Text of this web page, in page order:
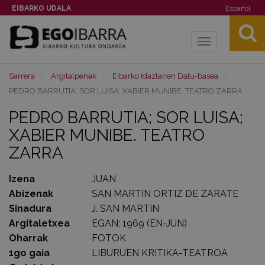
EIBARKO UDALA Español
Toggle
Sarrera Argitalpenak
Eibarko Idazlanen Datu-basea
PEDRO BARRUTIA; SOR LUISA; XABIER MUNIBE. TEATRO ZARRA
PEDRO BARRUTIA; SOR LUISA;
XABIER MUNIBE. TEATRO
ZARRA
Izena
JUAN
Abizenak
SAN MARTIN ORTIZ DE ZARATE
Sinadura
J. SAN MARTIN
Argitaletxea
EGAN; 1969 (EN-JUN)
Oharrak
FOTOK
1go gaia
LIBURUEN KRITIKA-TEATROA